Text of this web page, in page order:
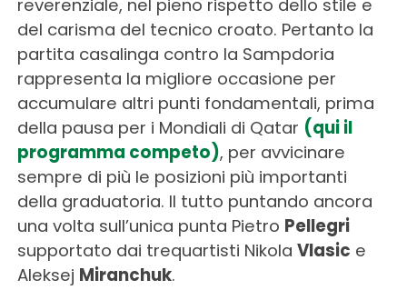
reverenziale, nel pieno rispetto dello stile e
del carisma del tecnico croato. Pertanto la
partita casalinga contro la Sampdoria
rappresenta la migliore occasione per
accumulare altri punti fondamentali, prima
della pausa per i Mondiali di Qatar (qui il
programma competo), per avvicinare
sempre di più le posizioni più importanti
della graduatoria. Il tutto puntando ancora
una volta sull’unica punta Pietro Pellegri
supportato dai trequartisti Nikola Vlasic e
Aleksej Miranchuk.